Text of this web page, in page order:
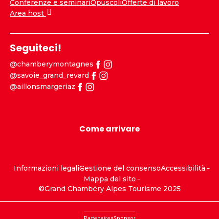
Conferenze e seminariOpuscoliOfferte di lavoro
Area host
Seguiteci!
@chamberymontagnes
@savoie_grand_revard
@aillonsmargeriaz
Come arrivare
Informazioni legaliGestione del consensoAccessibilità
Mappa del sito
©Grand Chambéry Alpes Tourisme 2025